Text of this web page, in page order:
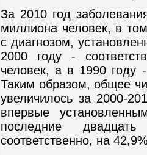
За 2010 год
миллиона человек, в
с диагнозом,
2000 году -
человек, а в 1990 году
Таким образом, общее
увеличилось за 2000-
впервые
последние
соответственно, на